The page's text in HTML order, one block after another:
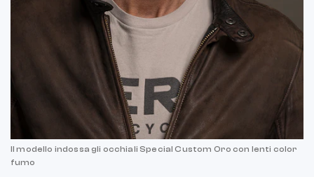
Il modello indossa gli occhiali Special Custom Oro con lenti color
fumo